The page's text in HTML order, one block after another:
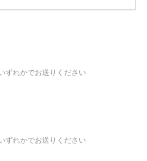
ずれかでお送りください
ずれかでお送りください